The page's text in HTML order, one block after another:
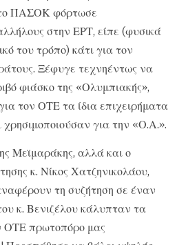
ΠΑΣΟΚ φόρτωσε
στην ΕΡΤ, είπε (φυσικά
του τρόπο) κάτι για τον
Ξέφυγε τεχνηέντως να
φιάσκο της «Ολυμπιακής»,
τον ΟΤΕ τα ίδια επιχειρήματα
για την «Ο.Α.».
Μεϊμαράκης, αλλά και ο
κ. Νίκος Χατζηνικολάου,
τη συζήτηση σε έναν
κ. Βενιζέλου κάλυπταν τα
ΟΤΕ πρωτοπόρο μας